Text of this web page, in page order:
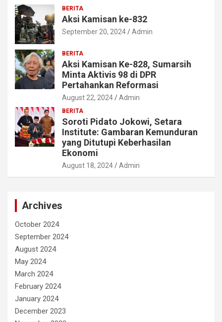
BERITA
Aksi Kamisan ke-832
September 20, 2024 Admin
BERITA
Aksi Kamisan Ke-828, Sumarsih
Minta Aktivis 98 di DPR
Pertahankan Reformasi
August 22, 2024 Admin
BERITA
Soroti Pidato Jokowi, Setara
Institute: Gambaran Kemunduran
yang Ditutupi Keberhasilan
Ekonomi
August 18, 2024 Admin
Archives
October 2024
September 2024
August 2024
May 2024
March 2024
February 2024
January 2024
December 2023